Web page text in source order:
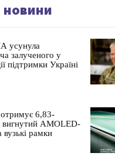
новини
усунула
залученого у
підтримки Україні
6,83-
AMOLED-
вузькі рамки